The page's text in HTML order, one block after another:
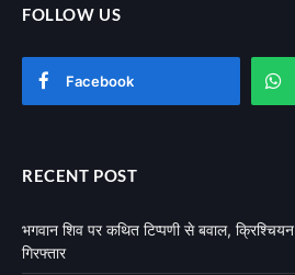
FOLLOW US
Facebook
RECENT POST
भगवान शिव पर कथित टिप्पणी से बवाल,
गिरफ्तार